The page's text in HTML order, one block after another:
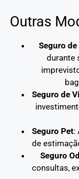
Outras
Seguro
durante
Seguro de
Seguro Pet:
de
Seguro
consultas,